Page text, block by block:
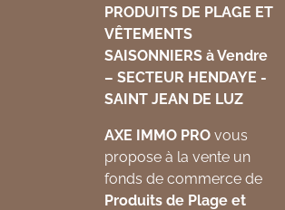
PRODUITS DE PLAGE ET
VÊTEMENTS
SAISONNIERS à Vendre
– SECTEUR HENDAYE -
SAINT JEAN DE LUZ
AXE IMMO PRO vous
propose à la vente un
fonds de commerce de
Produits de Plage et